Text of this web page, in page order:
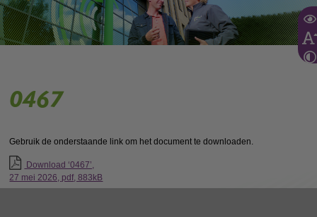
0467
Gebruik de onderstaande link om het document te downloaden.
Download ‘0467’,
27 mei 2026, pdf, 883kB